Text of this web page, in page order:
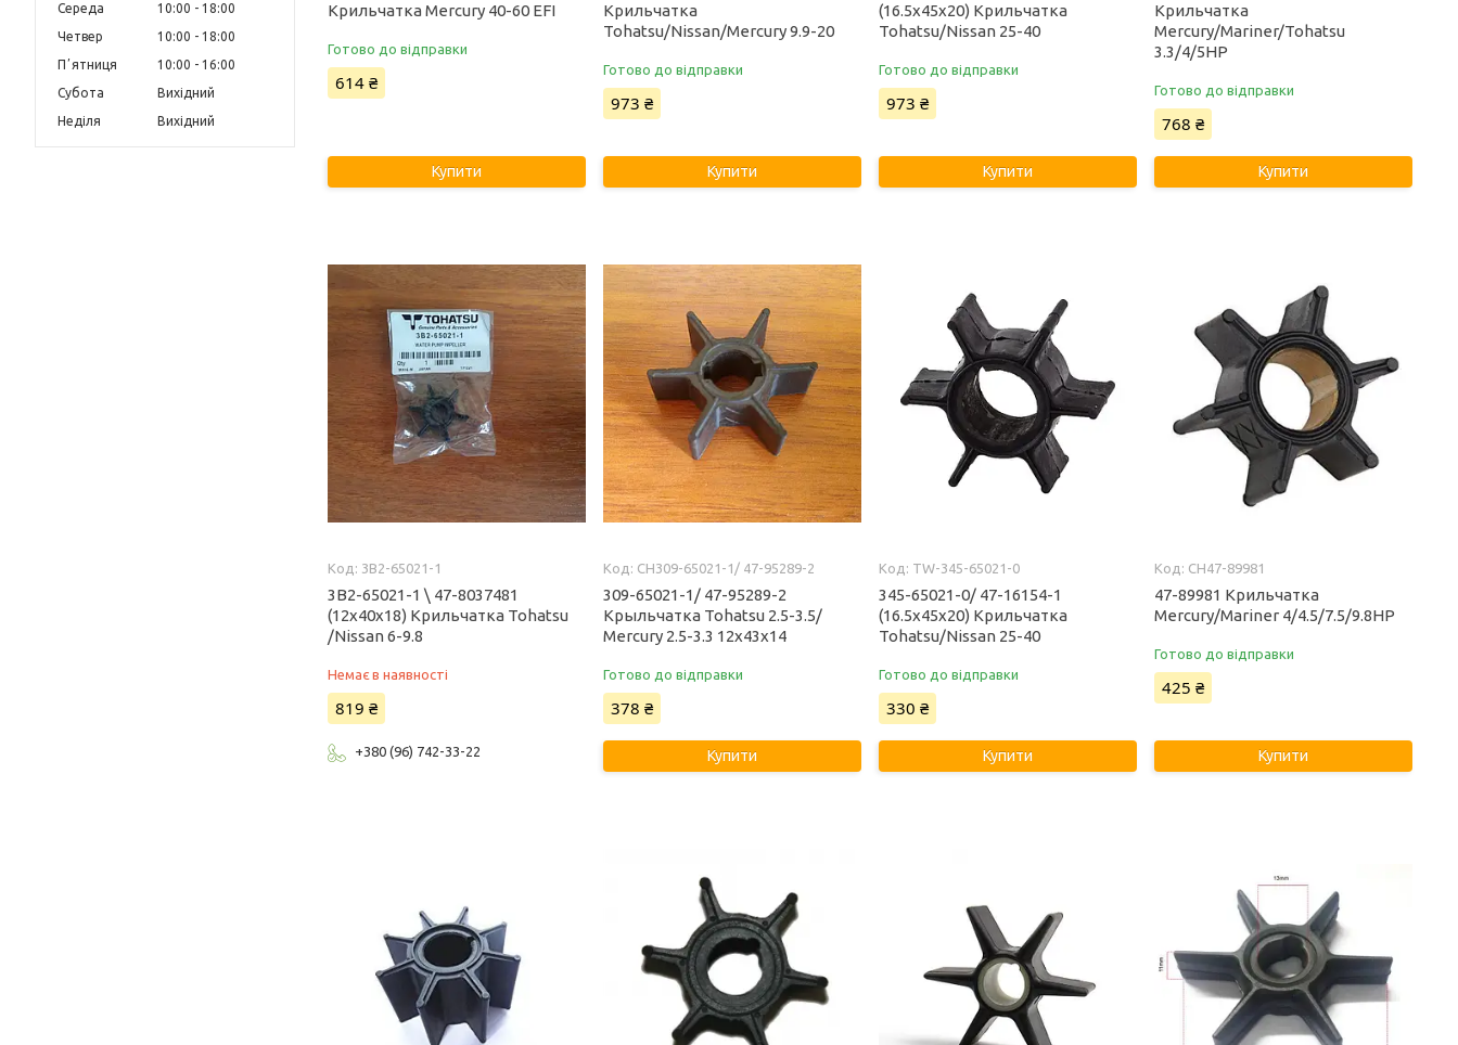
Середа
10:00
18:00
Четвер
10:00
18:00
Пʼятниця
10:00
16:00
Субота
Вихідний
Неділя
Вихідний
Крильчатка Mercury 40-60 EFI
Готово до відправки
614 ₴
Купити
Крильчатка
Tohatsu/Nissan/Mercury 9.9-20
Готово до відправки
973 ₴
Купити
(16.5x45x20) Крильчатка
Tohatsu/Nissan 25-40
Готово до відправки
973 ₴
Купити
Крильчатка
Mercury/Mariner/Tohatsu
3.3/4/5HP
Готово до відправки
768 ₴
Купити
3B2-65021-1
3B2-65021-1 \ 47-8037481
(12x40x18) Крильчатка Tohatsu
/Nissan 6-9.8
Немає в наявності
819 ₴
+380 (96) 742-33-22
CH309-65021-1/ 47-95289-2
309-65021-1/ 47-95289-2
Крыльчатка Tohatsu 2.5-3.5/
Mercury 2.5-3.3 12x43x14
Готово до відправки
378 ₴
Купити
TW-345-65021-0
345-65021-0/ 47-16154-1
(16.5x45x20) Крильчатка
Tohatsu/Nissan 25-40
Готово до відправки
330 ₴
Купити
CH47-89981
47-89981 Крильчатка
Mercury/Mariner 4/4.5/7.5/9.8HP
Готово до відправки
425 ₴
Купити